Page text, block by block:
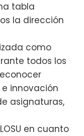
tabla
la dirección
como
todos los
innovación
asignaturas,
en cuanto